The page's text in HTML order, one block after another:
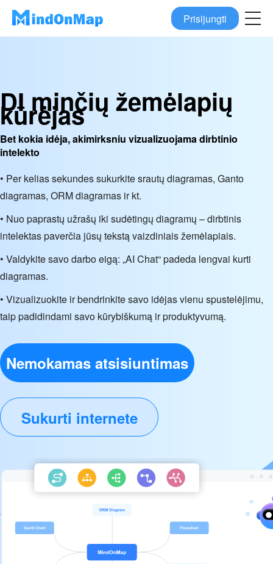
Prisijungti
DI minčių žemėlapių
kūrėjas
Bet kokia idėja, akimirksniu vizualizuojama dirbtinio
intelekto
• Per kelias sekundes sukurkite srautų diagramas, Ganto
diagramas, ORM diagramas ir kt.
• Nuo paprastų užrašų iki sudėtingų diagramų – dirbtinis
intelektas paverčia jūsų tekstą vaizdiniais žemėlapiais.
• Valdykite savo darbo eigą: „AI Chat“ padeda lengvai kurti
diagramas.
• Vizualizuokite ir bendrinkite savo idėjas vienu spustelėjimu,
taip padidindami savo kūrybiškumą ir produktyvumą.
Nemokamas atsisiuntimas
Sukurti internete